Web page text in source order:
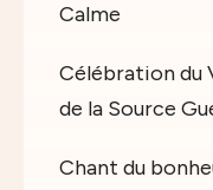
Calme
Célébration du
de la Source
Chant du